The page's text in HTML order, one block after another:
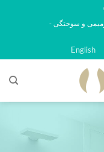
و سوختگی -
English